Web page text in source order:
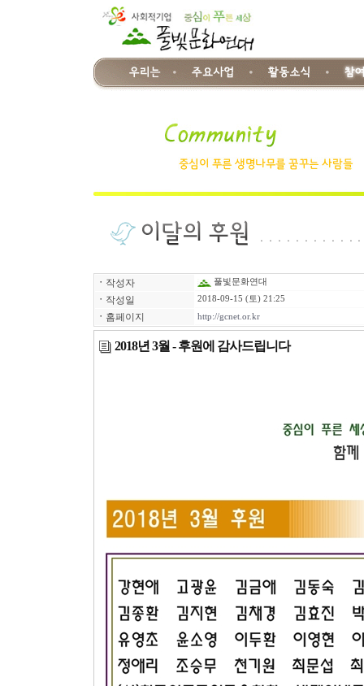
ㆍ 작성자 풀빛문화연대
ㆍ 작성일 2018-09-15 (토) 21:25
ㆍ 홈페이지 http://gcnet.or.kr
2018년 3월 - 후원에 감사드립니다